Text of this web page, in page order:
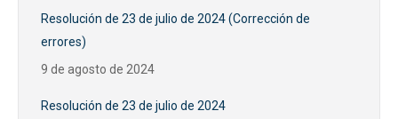
Resolución de 23 de julio de 2024 (Corrección de
errores)
9 de agosto de 2024
Resolución de 23 de julio de 2024